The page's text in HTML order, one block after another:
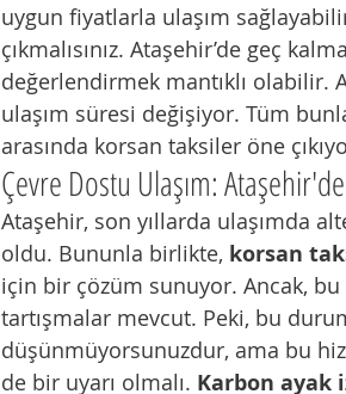
uygun fiyatlarla ulaşım
çıkmalısınız. Ataşehir’de geç
değerlendirmek mantıklı olabilir.
ulaşım süresi değişiyor. Tüm
arasında korsan taksiler öne
Çevre Dostu Ulaşım:
Ataşehir, son yıllarda ulaşımda
oldu. Bununla birlikte, korsan
için bir çözüm sunuyor. Ancak,
tartışmalar mevcut. Peki, bu
düşünmüyorsunuzdur, ama bu
de bir uyarı olmalı. Karbon ayak